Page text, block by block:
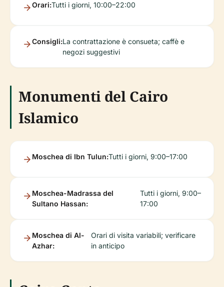
Orari:Tutti i giorni, 10:00–22:00
Consigli:La contrattazione è consueta; caffè e
negozi suggestivi
Monumenti del Cairo
Islamico
Moschea di Ibn Tulun:Tutti i giorni, 9:00–17:00
Moschea-Madrassa del
Sultano Hassan:
Tutti i giorni, 9:00–
17:00
Moschea di Al-
Azhar:
Orari di visita variabili; verificare
in anticipo